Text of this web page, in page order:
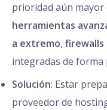
prioridad aún mayor
herramientas
a extremo,
integradas de forma
Solución: Estar
proveedor de